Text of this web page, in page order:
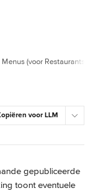
Menus (voor Restaurants)
voor LLM
gepubliceerde
toont eventuele